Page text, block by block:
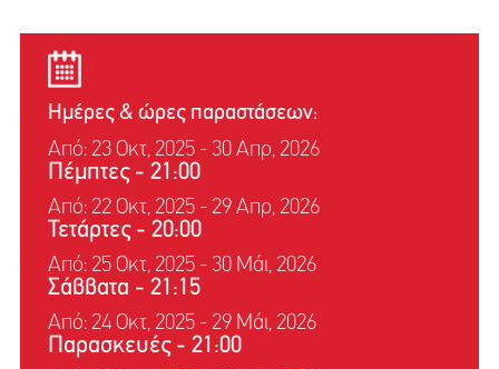
Ημέρες & ώρες παραστάσεων:
Από: 23 Οκτ, 2025 - 30 Απρ, 2026
Πέμπτες- 21:00
Από: 22 Οκτ, 2025 - 29 Απρ, 2026
Τετάρτες- 20:00
Από: 25 Οκτ, 2025 - 30 Μάι, 2026
Σάββατα - 21:15
Από: 24 Οκτ, 2025 - 29 Μάι, 2026
Παρασκευές- 21:00